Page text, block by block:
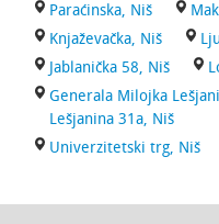
Paraćinska, Niš
Knjaževačka, Niš
Jablanička 58, Niš
Generala Milojka
Lešjanina 31a, Niš
Univerzitetski trg, Niš